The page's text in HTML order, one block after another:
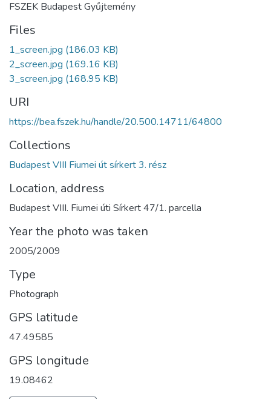
FSZEK Budapest Gyűjtemény
Files
1_screen.jpg (186.03 KB)
2_screen.jpg (169.16 KB)
3_screen.jpg (168.95 KB)
URI
https://bea.fszek.hu/handle/20.500.14711/64800
Collections
Budapest VIII Fiumei út sírkert 3. rész
Location, address
Budapest VIII. Fiumei úti Sírkert 47/1. parcella
Year the photo was taken
2005/2009
Type
Photograph
GPS latitude
47.49585
GPS longitude
19.08462